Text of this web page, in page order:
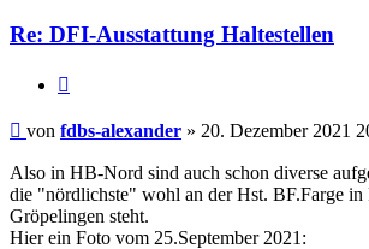
Re: DFI-Ausstattung Haltestellen
Ungelesener
von fdbs-alexander » 20. Dezember 2021
Also in HB-Nord sind auch schon diverse
die "nördlichste" wohl an der Hst. BF.Farge in
Gröpelingen steht.
Hier ein Foto vom 25.September 2021: